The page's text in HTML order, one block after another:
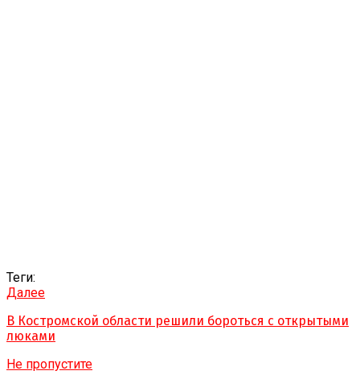
Теги:
Далее
В Костромской области решили бороться с открытыми
люками
Не пропустите